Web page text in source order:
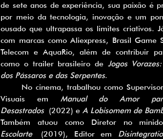
de sete anos de experiência, sua paixão é
por meio da tecnologia, inovação e um
ousado que ultrapassa os limites criativos.
com marcas como Aliexpress, Brasil Game
Telecom e AquaRio, além de contribuir
como o trailer brasileiro de Jogos
dos Pássaros e das Serpentes.
Visuais em Manual do Amor
Desastrados (2022) e A Lobisomem de
Escolarte (2019), Editor em